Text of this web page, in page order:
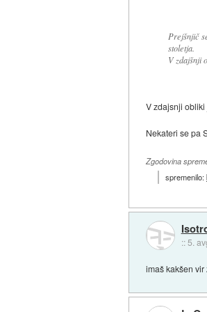
Prejšnjič
stoletja.
V zdajšnji
V zdajsnji
Nekateri se pa
Zgodovina
spremenilo:
:: 5.
imaš kakšen